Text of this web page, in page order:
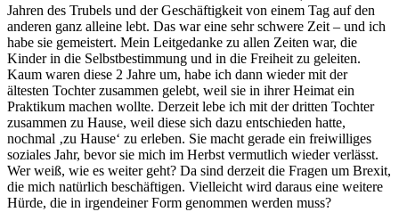
Jahren des Trubels und der Geschäftigkeit von einem Tag auf den
anderen ganz alleine lebt. Das war eine sehr schwere Zeit – und ich
habe sie gemeistert. Mein Leitgedanke zu allen Zeiten war, die
Kinder in die Selbstbestimmung und in die Freiheit zu geleiten.
Kaum waren diese 2 Jahre um, habe ich dann wieder mit der
ältesten Tochter zusammen gelebt, weil sie in ihrer Heimat ein
Praktikum machen wollte. Derzeit lebe ich mit der dritten Tochter
zusammen zu Hause, weil diese sich dazu entschieden hatte,
nochmal ‚zu Hause‘ zu erleben. Sie macht gerade ein freiwilliges
soziales Jahr, bevor sie mich im Herbst vermutlich wieder verlässt.
Wer weiß, wie es weiter geht? Da sind derzeit die Fragen um Brexit,
die mich natürlich beschäftigen. Vielleicht wird daraus eine weitere
Hürde, die in irgendeiner Form genommen werden muss?